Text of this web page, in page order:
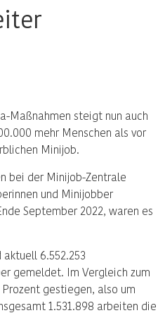
Maßnahmen steigt nun auch
mehr Menschen als vor
Minijob.
bei der Minijob-Zentrale
und Minijobber
September 2022, waren es
6.552.253
gemeldet. Im Vergleich zum
gestiegen, also um
1.531.898 arbeiten die